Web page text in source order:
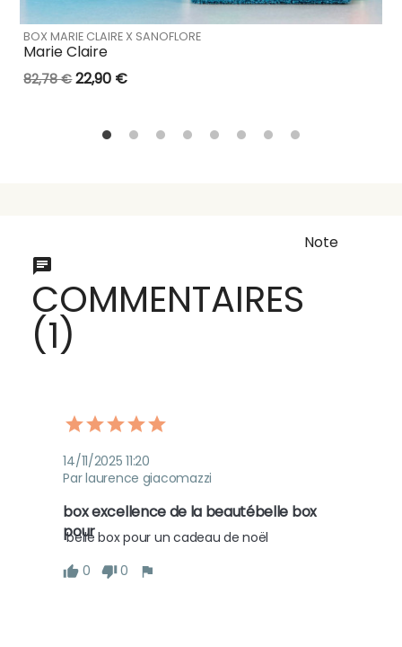
BOX MARIE CLAIRE X SANOFLORE
Marie Claire
82,78 € 22,90 €
COMMENTAIRES
(1)
Note
14/11/2025 11:20
Par laurence giacomazzi
box excellence de la beautébelle box
pour
belle box pour un cadeau de noël
0
0